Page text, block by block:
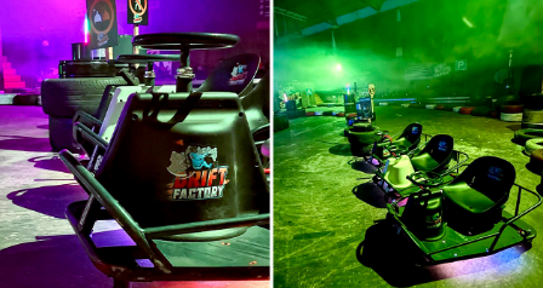
7 dagen per week beschikbaar
10+ miljoen leden